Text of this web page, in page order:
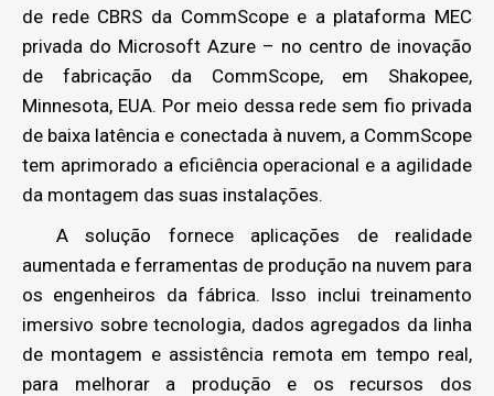
de rede CBRS da CommScope e a plataforma MEC
privada do Microsoft Azure – no centro de inovação
de fabricação da CommScope, em Shakopee,
Minnesota, EUA. Por meio dessa rede sem fio privada
de baixa latência e conectada à nuvem, a CommScope
tem aprimorado a eficiência operacional e a agilidade
da montagem das suas instalações.
A solução fornece aplicações de realidade
aumentada e ferramentas de produção na nuvem para
os engenheiros da fábrica. Isso inclui treinamento
imersivo sobre tecnologia, dados agregados da linha
de montagem e assistência remota em tempo real,
para melhorar a produção e os recursos dos